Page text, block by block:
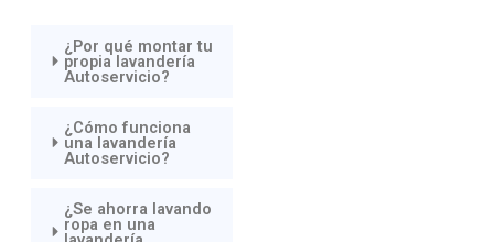
¿Por qué montar tu
propia lavandería
Autoservicio?
¿Cómo funciona
una lavandería
Autoservicio?
¿Se ahorra lavando
ropa en una